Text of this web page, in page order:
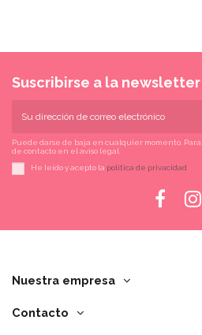
Suscribirse a la newsletter
Puede darse de baja en cualquier momento.
de contacto en el aviso legal.
He leído y acepto la política de privacidad
Nuestra empresa
Contacto